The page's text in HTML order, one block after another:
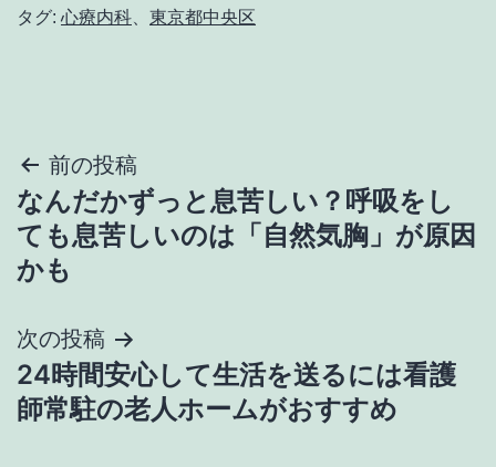
タグ: 心療内科 東京都中央区
投
稿
ナ
ビ
ゲ
ー
前の投稿
なんだかずっと息苦しい？呼吸をし
ても息苦しいのは「自然気胸」が原因
かも
次の投稿
24時間安心して生活を送るには看護
師常駐の老人ホームがおすすめ